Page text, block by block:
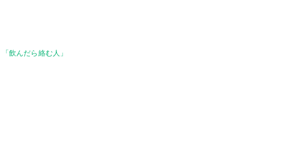
飲んだら絡む人」